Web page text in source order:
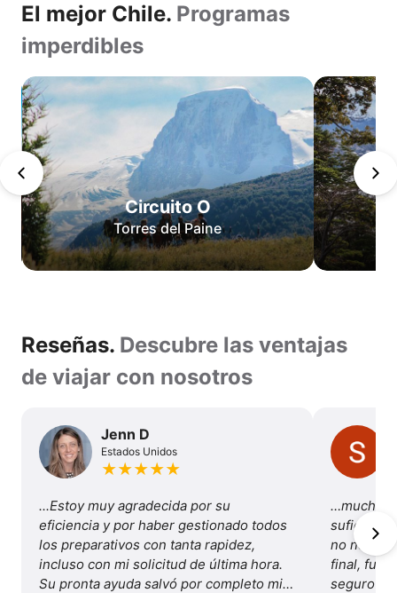
El mejor Chile. Programas
imperdibles
Dientes
de
Navarino
San
Pedro
de
Atacama
Circuito
O
mejor
Torres
Paine
Circuito O
Torres del Paine
Reseñas.
Descubre
ventajas
de
viajar
con
nosotros
Reseñas. Descubre las ventajas
de viajar con nosotros
Jenn D
Estados Unidos
★★★★★
...Estoy muy agradecida por su
eficiencia y por haber gestionado todos
los preparativos con tanta rapidez,
incluso con mi solicitud de última hora.
Su pronta ayuda salvó por completo mis
…mucha
suficiente
no
final, fue
seguro y